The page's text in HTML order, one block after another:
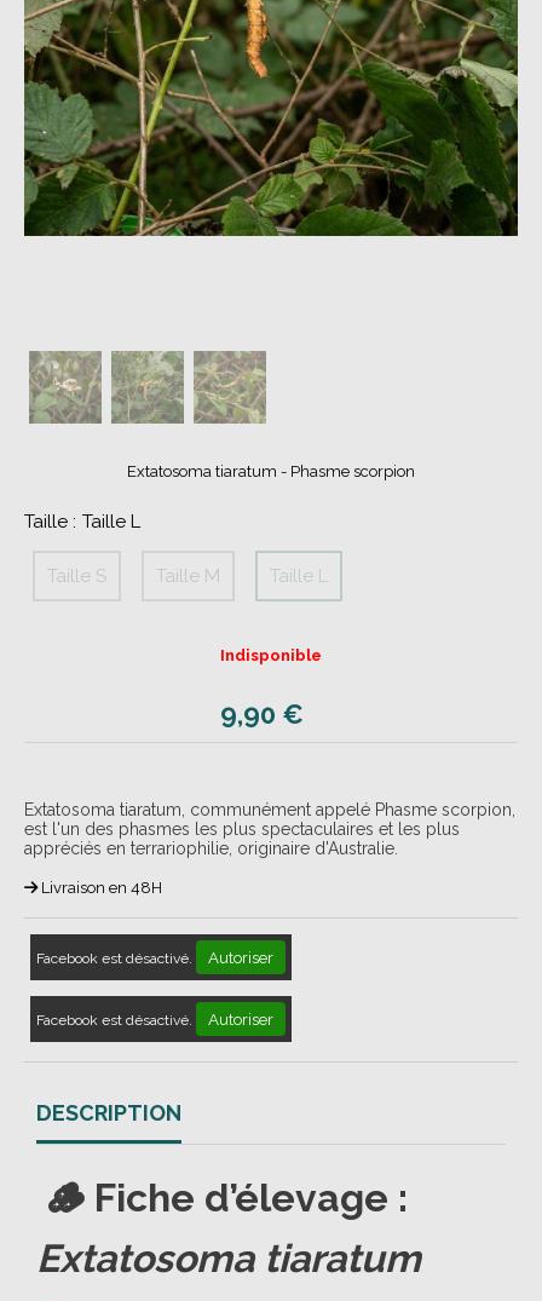
Extatosoma tiaratum - Phasme scorpion
Taille : Taille L
Taille S Taille M Taille L
9,90 €
Indisponible
Extatosoma tiaratum, communément appelé Phasme scorpion,
est l'un des phasmes les plus spectaculaires et les plus
appréciés en terrariophilie, originaire d'Australie.
Livraison en 48H
Facebook est désactivé. Autoriser
Facebook est désactivé. Autoriser
DESCRIPTION
🪵 Fiche d’élevage :
Extatosoma tiaratum